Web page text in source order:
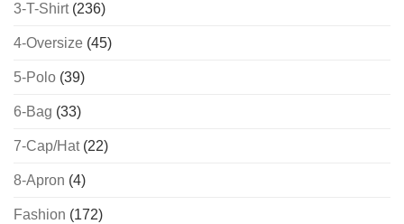
3-T-Shirt(236)
4-Oversize (45)
5-Polo (39)
6-Bag (33)
7-Cap/Hat(22)
8-Apron (4)
Fashion (172)